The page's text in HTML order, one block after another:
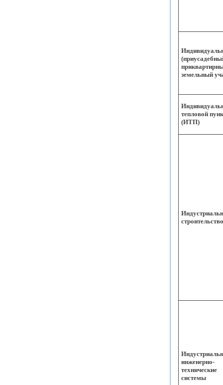
земельный
тепловой
(ИТП)
строительство
инженерно-
технические
системы